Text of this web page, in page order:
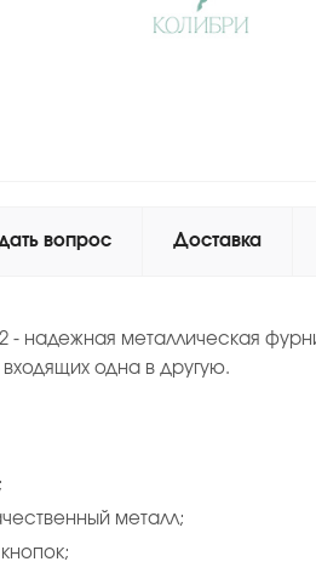
вопрос Доставка
- надежная металлическая
одна в другую.
металл;